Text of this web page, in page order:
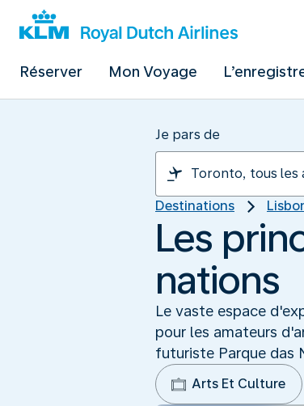
Réserver Mon Voyage
Je pars de
Destinations
Les
nations
Le vaste espace
pour les amateurs
futuriste Parque das
Arts Et Culture